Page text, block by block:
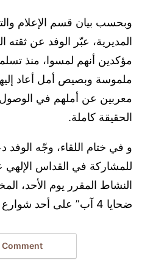
وبحسب بيان قسم الإعلام
المديرية، عبّر الوفد عن ثقته
مؤكدين أنهم لمسوا، منذ
ملموسة وبصيص أمل أعاد
معربين عن أملهم في
الحقيقة كاملة.
و في ختام اللقاء، وجّه الوفد
للمشاركة في القداس الإلهي
النشاط المقرر يوم الأحد،
ضحايا 4 آب” على أحد شوارع بيروت، تخليداً لذكراهم.
Comment